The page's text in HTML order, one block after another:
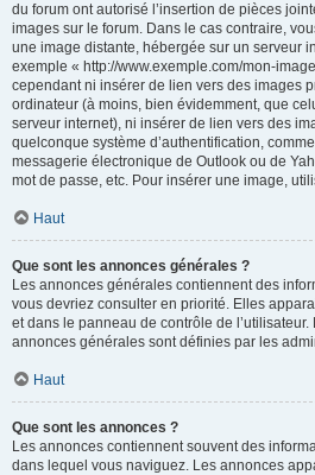
du forum ont autorisé l’insertion de pièces
images sur le forum. Dans le cas contraire,
une image distante, hébergée sur un serveur
exemple « http://www.exemple.com/mon-
cependant ni insérer de lien vers des images
ordinateur (à moins, bien évidemment, que
serveur internet), ni insérer de lien vers des
quelconque système d’authentification,
messagerie électronique de Outlook ou de
mot de passe, etc. Pour insérer une image,
Haut
Que sont les annonces générales ?
Les annonces générales contiennent des
vous devriez consulter en priorité. Elles
et dans le panneau de contrôle de
annonces générales sont définies par les
Haut
Que sont les annonces ?
Les annonces contiennent souvent des
dans lequel vous naviguez. Les annonces